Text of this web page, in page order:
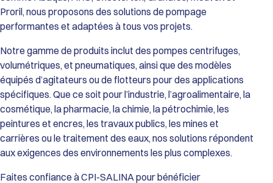
particules souples jusqu’à 20 mm.
Construction et Matériaux :
Roue et Couvercle : Fonte GS et Acier haute résistance.
Tuyaux Configurables (selon l’application) : Caoutchouc
Naturel (Standard), EPDM, Buna N (NBR), Buna N Alimentaire
(FDA), ou Hypalon.
Raccordements : Brides robustes ISO PN16 (Standard) ou ISO
PN20 / ANSI 150 (Option).
Atouts Opérationnels :
Fiabilité Maximale : Absence totale de garnitures mécaniques,
de clapets ou de vannes, éliminant les risques de fuites et de
blocages.
Maintenance Simplifiée : Le tuyau est l’unique pièce d’usure,
Proril, nous proposons des solutions de pompage
performantes et adaptées à tous vos projets.
Notre gamme de produits inclut des pompes centrifuges,
volumétriques, et pneumatiques, ainsi que des modèles
équipés d’agitateurs ou de flotteurs pour des applications
spécifiques. Que ce soit pour l’industrie, l’agroalimentaire, la
cosmétique, la pharmacie, la chimie, la pétrochimie, les
peintures et encres, les travaux publics, les mines et
carrières ou le traitement des eaux, nos solutions répondent
aux exigences des environnements les plus complexes.
Faites confiance à CPI-SALINA pour bénéficier